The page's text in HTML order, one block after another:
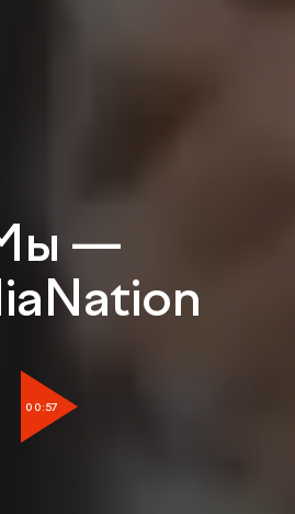
—
00:57